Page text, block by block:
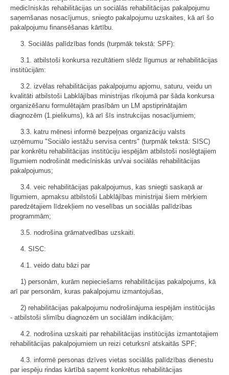
medicīniskās rehabilitācijas un sociālās rehabilitācijas pakalpojumu
saņemšanas nosacījumus, sniegto pakalpojumu uzskaites, kā arī šo
pakalpojumu finansēšanas kārtību.
3. Sociālās palīdzības fonds (turpmāk tekstā: SPF):
3.1. atbilstoši konkursa rezultātiem slēdz līgumus ar rehabilitācijas
institūcijām:
3.2. izvēlas rehabilitācijas pakalpojumu apjomu, saturu, veidu un
kvalitāti atbilstoši Labklājības ministrijas rīkojumā par šāda konkursa
organizēšanu formulētajām prasībām un LM apstiprinātajām
diagnozēm (1.pielikums), kā arī šīs instrukcijas nosacījumiem;
3.3. katru mēnesi informē bezpeļņas organizāciju valsts
uzņēmumu "Sociālo iestāžu servisa centrs" (turpmāk tekstā: SISC)
par konkrētu rehabilitācijas institūciju iespējām atbilstoši noslēgtajiem
līgumiem nodrošināt medicīniskās un/vai sociālās rehabilitācijas
pakalpojumus;
3.4. veic rehabilitācijas pakalpojumus, kas sniegti saskaņā ar
līgumiem, apmaksu atbilstoši Labklājības ministrijai šiem mērķiem
paredzētajiem līdzekļiem no veselības un sociālās palīdzības
programmām;
3.5. nodrošina grāmatvedības uzskaiti.
4. SISC:
4.1. veido datu bāzi par
1) personām, kurām nepieciešams rehabilitācijas pakalpojums, kā
arī par personām, kuras pakalpojumu izmantojušas,
2) rehabilitācijas pakalpojumu nodrošinājuma iespējām institūcijās
- atbilstoši slimību diagnozēm un sociālām indikācijām;
4.2. nodrošina uzskaiti par rehabilitācijas institūcijās izmantotajiem
rehabilitācijas pakalpojumiem un reizi ceturksnī atskaitās SPF;
4.3. informē personas dzīves vietas sociālās palīdzības dienestu
par iespēju rindas kārtībā saņemt konkrētus rehabilitācijas